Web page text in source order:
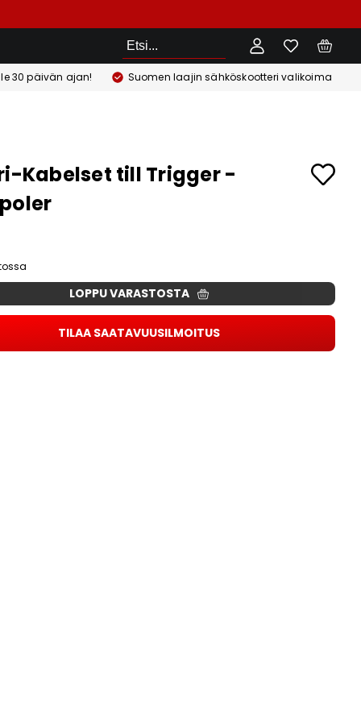
Etsi
30 päivän ajan! Suomen laajin sähköskootteri valikoima
Kabelset till Trigger -
LOPPU VARASTOSTA
TILAA SAATAVUUSILMOITUS